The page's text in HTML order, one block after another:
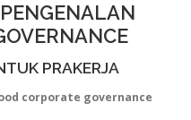
PRAKERJA
corporate governance